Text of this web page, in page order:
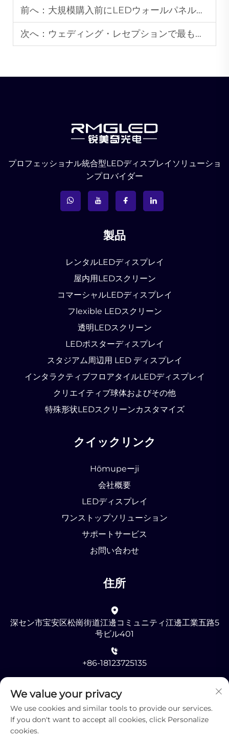
前へ： 大規模購入前にLEDウォールパネルの耐久性をテストする方法は？
次へ： ウェディング・レセプションで最も人気のあるLEDダンスフロアのカラーモードは何ですか？
プロフェッショナル統合型LEDディスプレイソリューショ
ンプロバイダー
製品
レンタルLEDディスプレイ
屋内用LEDスクリーン
コマーシャルLEDディスプレイ
フlexible LEDスクリーン
透明LEDスクリーン
LEDポスターディスプレイ
スタジアム周辺用 LED ディスプレイ
インタラクティブフロアタイルLEDディスプレイ
クリエイティブ球体およびその他
特殊形状LEDスクリーンカスタマイズ
クイックリンク
Hōmupeーji
会社概要
LEDディスプレイ
ワンストップソリューション
サポートサービス
お問い合わせ
住所
深セン市宝安区松崗街道江邊コミュニティ江邊工業五路5
号ビル401
+86-18123725135
[email protected]
We value your privacy
We use cookies and similar tools to provide our services.
If you don't want to accept all cookies, click Personalize
cookies.